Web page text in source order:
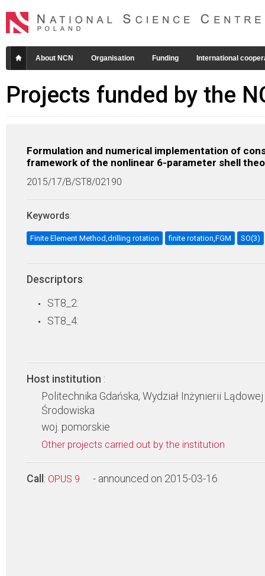
About NCN Organisation Funding International
Projects funded by the
Formulation and numerical implementation of
framework of the nonlinear 6-parameter shell
2015/17/B/ST8/02190
Keywords:
Finite Element Method,drilling rotation finite rotation,FGM SO(3)
Descriptors:
ST8_2:
ST8_4:
Host institution :
Politechnika Gdańska, Wydział Inżynierii Lądowej
Środowiska
woj. pomorskie
Other projects carried out by the institution
Call : OPUS 9 - announced on 2015-03-16